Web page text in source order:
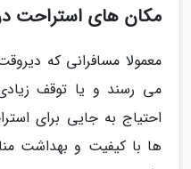
مکان های استراحت در
معمولا مسافرانی که
می رسند و یا توقف
احتیاج به جایی برای
ها با کیفیت و بهداشت